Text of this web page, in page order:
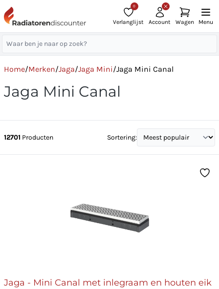
0
Verlanglijst Account Wagen Menu
Home/Merken/Jaga/Jaga Mini/Jaga Mini Canal
Jaga Mini Canal
12701 Producten Sortering:
Jaga - Mini Canal met inlegraam en houten eik